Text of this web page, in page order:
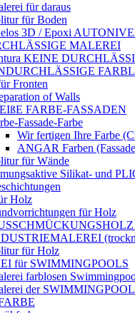
für daraus
für Boden
3D / Epoxi
MALEREI
KEINE
Fronten
of Walls
FARBE-FASSADEN
Fassade-Farbe
Wir fertigen Ihre Farbe
ANGAR Farben
für Wände
Silikat- und
Holz
für Holz
für Holz
für SWIMMINGPOOLS
farblosen
der